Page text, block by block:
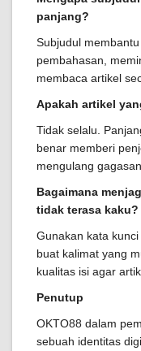
panjang?
Subjudul
pembahasan,
membaca artikel
Apakah artikel
Tidak selalu.
benar memberi
mengulang
Bagaimana
tidak terasa kaku?
Gunakan kata
buat kalimat yang
kualitas isi agar
Penutup
OKTO88 dalam
sebuah identitas